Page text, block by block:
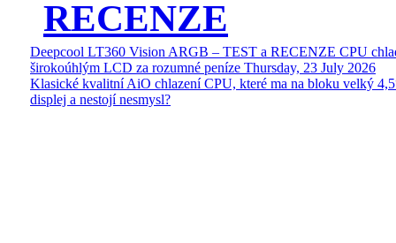
RECENZE
Deepcool LT360 Vision ARGB – TEST a RECENZE CPU
širokoúhlým LCD za rozumné peníze Thursday, 23 July 2026
Klasické kvalitní AiO chlazení CPU, které ma na bloku velký
displej a nestojí nesmysl?